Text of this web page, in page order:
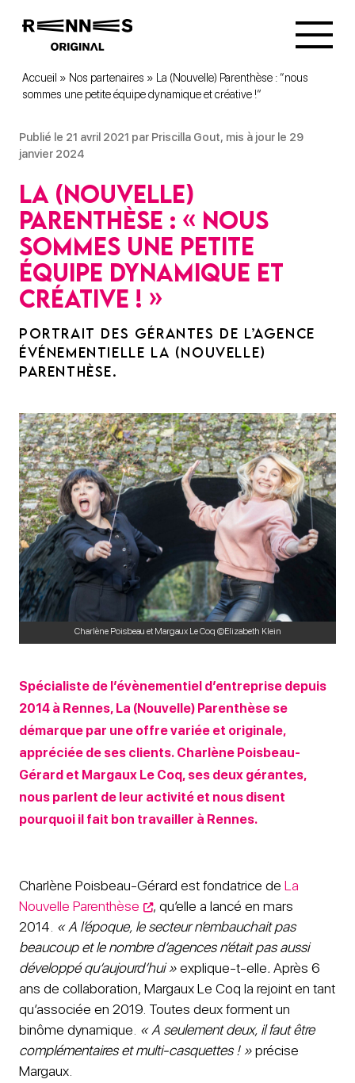
Accueil » Nos partenaires »
La (Nouvelle) Parenthèse : “nous
sommes une petite équipe dynamique et créative !”
Publié le 21 avril 2021 par Priscilla Gout, mis à jour le 29
janvier 2024
La (Nouvelle)
Parenthèse : « nous
sommes une petite
équipe dynamique et
créative ! »
PORTRAIT DES GÉRANTES DE L’AGENCE
ÉVÉNEMENTIELLE LA (NOUVELLE)
PARENTHÈSE.
Charlène Poisbeau et Margaux Le Coq ©Elizabeth Klein
Spécialiste de l’évènementiel d’entreprise depuis
2014 à Rennes, La (Nouvelle) Parenthèse se
démarque par une offre variée et originale,
appréciée de ses clients. Charlène Poisbeau-
Gérard et Margaux Le Coq, ses deux gérantes,
nous parlent de leur activité et nous disent
pourquoi il fait bon travailler à Rennes.
Charlène Poisbeau-Gérard est fondatrice de La
Nouvelle Parenthèse
, qu’elle a lancé en mars
2014. « A l’époque, le secteur n’embauchait pas
beaucoup et le nombre d’agences n’était pas aussi
développé qu’aujourd’hui »explique-t-elle. Après 6
ans de collaboration, Margaux Le Coq la rejoint en tant
qu’associée en 2019. Toutes deux forment un
binôme dynamique. « A seulement deux, il faut être
complémentaires et multi-casquettes ! »précise
Margaux.